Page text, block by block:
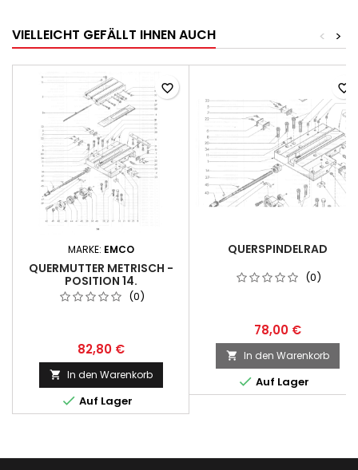
VIELLEICHT GEFÄLLT IHNEN AUCH >
<
MARKE: EMCO
QUERMUTTER METRISCH -
POSITION 14.
(0)
82,80 €
 In den Warenkorb
 Auf Lager
favorite_border
QUERSPINDELRAD
(0)
78,00 €
 In den Warenkorb
 Auf Lager
favorite_border